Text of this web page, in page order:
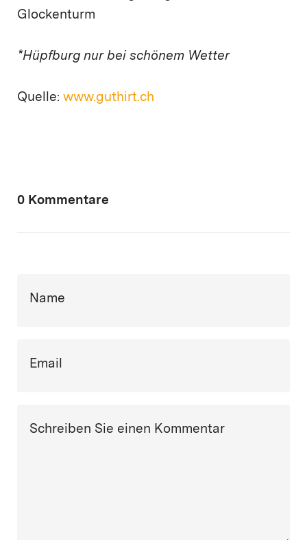
Glockenturm
*Hüpfburg nur bei schönem Wetter
Quelle: www.guthirt.ch
0 Kommentare
Name
Email
Schreiben Sie einen Kommentar